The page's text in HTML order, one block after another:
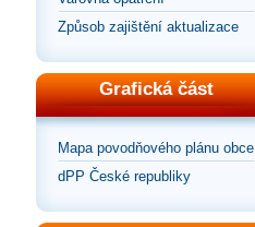
Způsob zajištění aktualizace
Grafická část
Mapa povodňového plánu obce
dPP České republiky